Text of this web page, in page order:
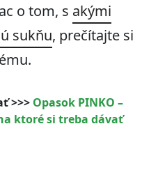
o tom, s akými
sukňu, prečítajte si
>>> Opasok PINKO –
ktoré si treba dávať